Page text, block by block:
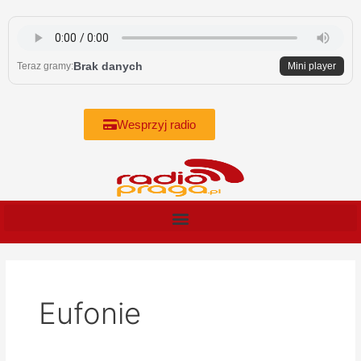
content
Teraz gramy:Brak danych Mini player
Wesprzyj radio
Eufonie